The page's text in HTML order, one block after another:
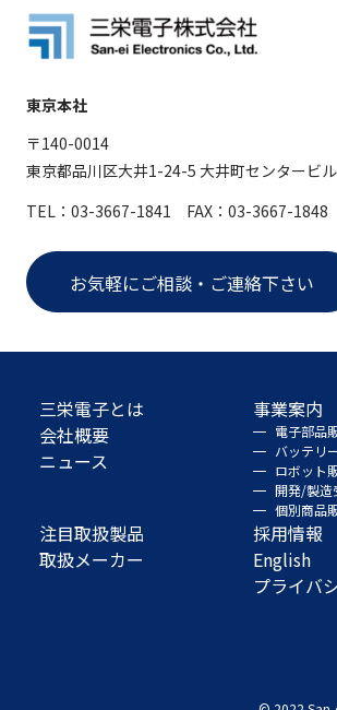
東京本社
〒140-0014
東京都品川区大井1-24-5 大井町センタービ
TEL：03-3667-1841 FAX：03-3667-1848
お気軽にご相談・ご連絡下さい
三栄電子とは
会社概要
ニュース
事業案内
電子部品
バッテリ
ロボット
開発/製造
個別商品
注目取扱製品
取扱メーカー
採用情報
English
プライバ